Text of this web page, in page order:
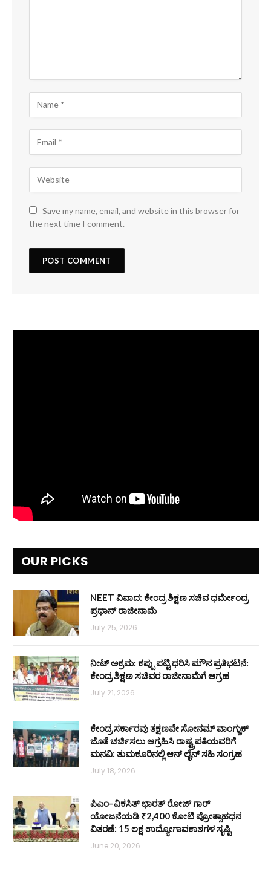
Save my name, email, and website in this browser for
the next time I comment.
OUR PICKS
NEET ವಿವಾದ: ಕೇಂದ್ರ ಶಿಕ್ಷಣ ಸಚಿವ ಧರ್ಮೇಂದ್ರ
ಪ್ರಧಾನ್ ರಾಜೀನಾಮೆ
July 25, 2026
ನೀಟ್ ಅಕ್ರಮ: ಕಪ್ಪು ಪಟ್ಟಿ ಧರಿಸಿ ಮೌನ ಪ್ರತಿಭಟನೆ:
ಕೇಂದ್ರ ಶಿಕ್ಷಣ ಸಚಿವರ ರಾಜೀನಾಮೆಗೆ ಆಗ್ರಹ
July 21, 2026
ಕೇಂದ್ರ ಸರ್ಕಾರವು ತಕ್ಷಣವೇ ಸೋನಮ್ ವಾಂಗ್ಚುಕ್
ಜೊತೆ ಚರ್ಚಿಸಲು ಆಗ್ರಹಿಸಿ ರಾಷ್ಟ್ರಪತಿಯವರಿಗೆ
ಮನವಿ: ತುಮಕೂರಿನಲ್ಲಿ ಆನ್‌ ಲೈನ್ ಸಹಿ ಸಂಗ್ರಹ
July 18, 2026
ಪಿಎಂ–ವಿಕಸಿತ್ ಭಾರತ್ ರೋಜ್‌ ಗಾರ್
ಯೋಜನೆಯಡಿ ₹2,400 ಕೋಟಿ ಪ್ರೋತ್ಸಾಹಧನ
ವಿತರಣೆ: 15 ಲಕ್ಷ ಉದ್ಯೋಗಾವಕಾಶಗಳ ಸೃಷ್ಟಿ
June 20, 2026